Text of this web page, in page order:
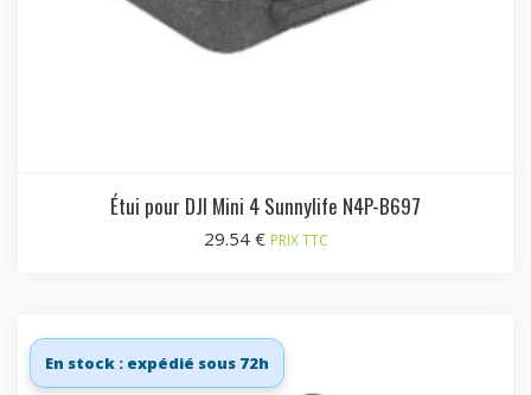
Étui pour DJI Mini 4 Sunnylife N4P-B697
29.54 € PRIX TTC
En stock : expédié sous 72h